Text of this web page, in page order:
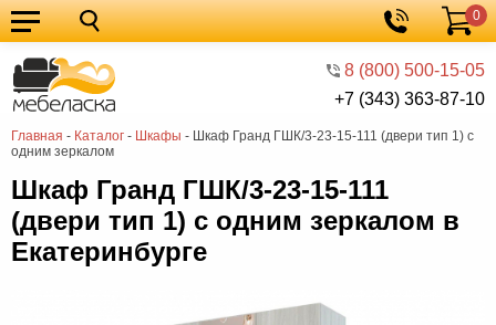
8 (800) 500-15-05
+7 (343) 363-87-10
Корзина
0
Главная - Каталог - Шкафы - Шкаф Гранд ГШК/3-23-15-111 (двери тип 1) с
одним зеркалом
Кухонные
гарнитуры
Мебель
для
кухни
Мебель
для
спальни
Кровати
Шкафы
Диваны
Мягкая
Шкаф Гранд ГШК/3-23-15-111
(двери тип 1) с одним зеркалом в
Екатеринбурге